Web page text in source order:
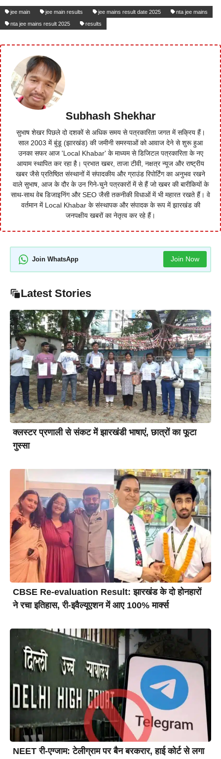
jee main jee main results jee mains result date 2025
nta jee mains
nta jee mains result 2025
results
Subhash Shekhar
सुभाष शेखर पिछले दो दशकों से अधिक समय से पत्रकारिता जगत में सक्रिय हैं।
साल 2003 में बुंडू (झारखंड) की जमीनी समस्याओं को आवाज देने से शुरू हुआ
उनका सफर आज 'Local Khabar' के माध्यम से डिजिटल पत्रकारिता के नए
आयाम स्थापित कर रहा है। प्रभात खबर, ताजा टीवी, नक्षत्र न्यूज और राष्ट्रीय
खबर जैसे प्रतिष्ठित संस्थानों में संपादकीय और ग्राउंड रिपोर्टिंग का अनुभव रखने
वाले सुभाष, आज के दौर के उन गिने-चुने पत्रकारों में से हैं जो खबर की बारीकियों के
साथ-साथ वेब डिजाइनिंग और SEO जैसी तकनीकी विधाओं में भी महारत रखते हैं। वे
वर्तमान में Local Khabar के संस्थापक और संपादक के रूप में झारखंड की
जनपक्षीय खबरों का नेतृत्व कर रहे हैं।
Join WhatsApp Join Now
Latest Stories
क्लस्टर प्रणाली से संकट में झारखंडी भाषाएं, छात्रों का फूटा
गुस्सा
CBSE Re-evaluation Result: झारखंड के दो होनहारों
ने रचा इतिहास, री-इवैल्यूएशन में आए 100% मार्क्स
NEET री-एग्जाम: टेलीग्राम पर बैन बरकरार, हाई कोर्ट से लगा